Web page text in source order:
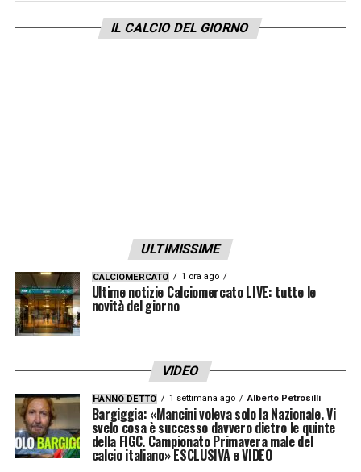
hanno grande qualità e fanno la differenza.
Miretti può fare la mezzala o il trequartista,
Europei e quindi entrati nell’ottica di quello
che devono fare».
KAYODE– «Sta bruciando le tappe.
Nell’ultimo anno e mezzo è migliorato
in prospettiva, ma che deve fare
esperienza».
LA PLAYLIST DELLE NOSTRE TOP NEWS
IL CALCIO DEL GIORNO
ULTIMISSIME
CALCIOMERCATO 1 ora ago
Ultime notizie Calciomercato LIVE: tutte le
novità del giorno
VIDEO
HANNO DETTO 1 settimana ago Alberto Petrosilli
Bargiggia: «Mancini voleva solo la Nazionale. Vi
svelo cosa è successo davvero dietro le quinte
della FIGC. Campionato Primavera male del
calcio italiano» ESCLUSIVA e VIDEO